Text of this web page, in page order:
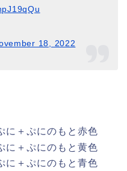
18, 2022
に＋ぷにのもと赤色
に＋ぷにのもと黄色
に＋ぷにのもと青色